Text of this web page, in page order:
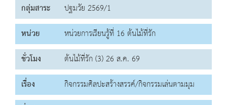
กลุ่มสาระ
ปฐมวัย 2569/1
หน่วย
หน่วยการเรียนรู้ที่ 16 ต้นไม้ที่รัก
ชั่วโมง
ต้นไม้ที่รัก (3) 26 ส.ค. 69
เรื่อง
กิจกรรมศิลปะสร้างสรรค์/กิจกรรมเล่นตามมุม